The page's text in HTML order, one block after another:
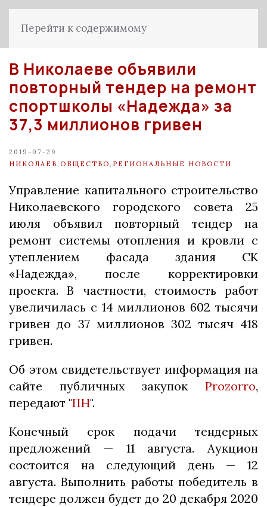
Перейти к содержимому
В Николаеве объявили
повторный тендер на ремонт
спортшколы «Надежда» за
37,3 миллионов гривен
2019-07-29
НИКОЛАЕВ ОБЩЕСТВО РЕГИОНАЛЬНЫЕ НОВОСТИ
Управление капитального строительство
Николаевского городского совета 25
июля объявил повторный тендер на
ремонт системы отопления и кровли с
утеплением фасада здания СК
«Надежда», после корректировки
проекта. В частности, стоимость работ
увеличилась с 14 миллионов 602 тысячи
гривен до 37 миллионов 302 тысяч 418
гривен.
Об этом свидетельствует информация на
сайте публичных закупок Prozorro,
передают "ПН".
Конечный срок подачи тендерных
предложений — 11 августа. Аукцион
состоится на следующий день — 12
августа. Выполнить работы победитель в
тендере должен будет до 20 декабря 2020